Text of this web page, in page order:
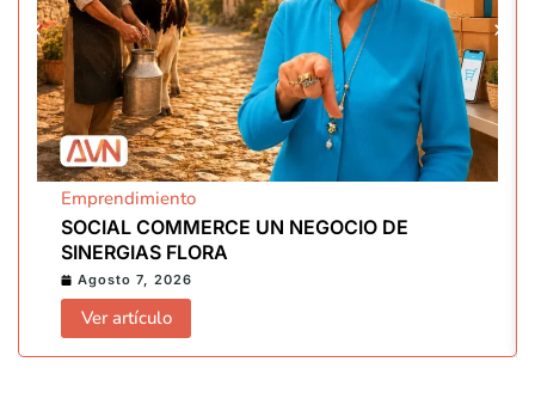
Emprendimiento
SOCIAL COMMERCE UN NEGOCIO DE
SINERGIAS FLORA
Agosto 7, 2026
Ver artículo